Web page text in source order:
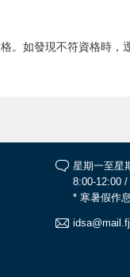
如發現不符資格時，
星期一至星
8:00-12:00
* 寒暑假作